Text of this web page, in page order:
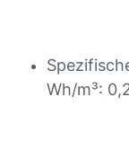
Wh/m³: